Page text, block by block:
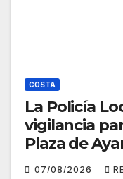
COSTA
La Policía
vigilancia
Plaza de
botellón
07/08/2026